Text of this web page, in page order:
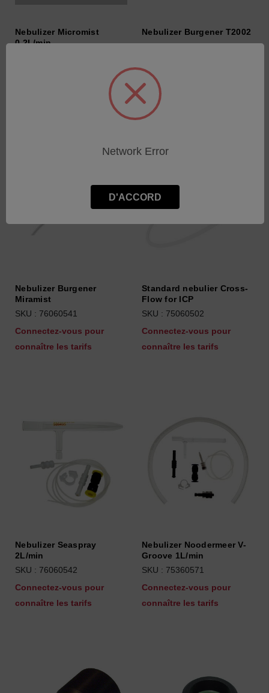
Nebulizer Micromist
0.2L/min
Nebulizer Burgener T2002
SKU : 76060534
connaître les tarifs
Nebulizer Burgener
Miramist
SKU : 76060541
Connectez-vous pour
connaître les tarifs
Standard nebulier Cross-
Flow for ICP
SKU : 75060502
Connectez-vous pour
connaître les tarifs
Nebulizer Seaspray
2L/min
SKU : 76060542
Connectez-vous pour
connaître les tarifs
Nebulizer Noodermeer V-
Groove 1L/min
SKU : 75360571
Connectez-vous pour
connaître les tarifs
Network Error
D'ACCORD